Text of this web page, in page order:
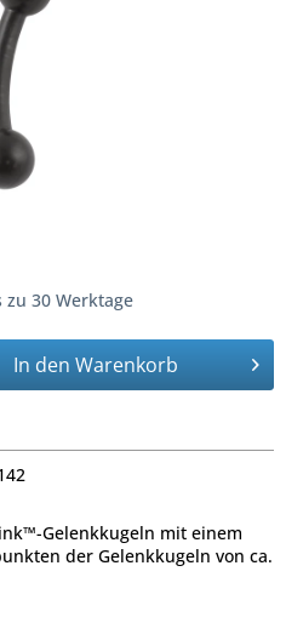
30 Werktage
In den Warenkorb
Gelenkkugeln mit einem
der Gelenkkugeln von ca.